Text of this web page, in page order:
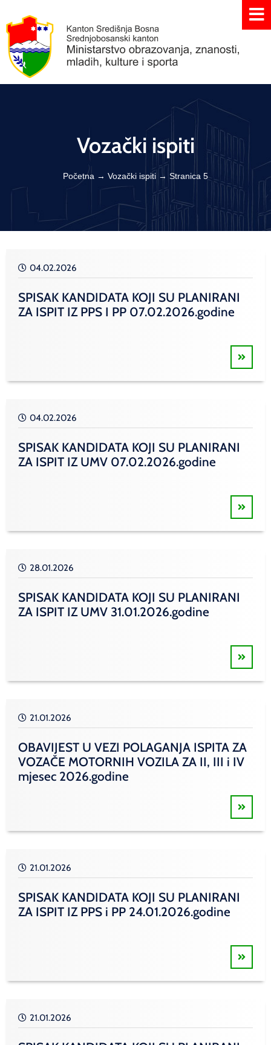
Vozački ispiti
Početna → Vozački ispiti → Stranica 5
04.02.2026
SPISAK KANDIDATA KOJI SU PLANIRANI
ZA ISPIT IZ PPS I PP 07.02.2026.godine
04.02.2026
SPISAK KANDIDATA KOJI SU PLANIRANI
ZA ISPIT IZ UMV 07.02.2026.godine
28.01.2026
SPISAK KANDIDATA KOJI SU PLANIRANI
ZA ISPIT IZ UMV 31.01.2026.godine
21.01.2026
OBAVIJEST U VEZI POLAGANJA ISPITA ZA
VOZAČE MOTORNIH VOZILA ZA II, III i IV
mjesec 2026.godine
21.01.2026
SPISAK KANDIDATA KOJI SU PLANIRANI
ZA ISPIT IZ PPS i PP 24.01.2026.godine
21.01.2026